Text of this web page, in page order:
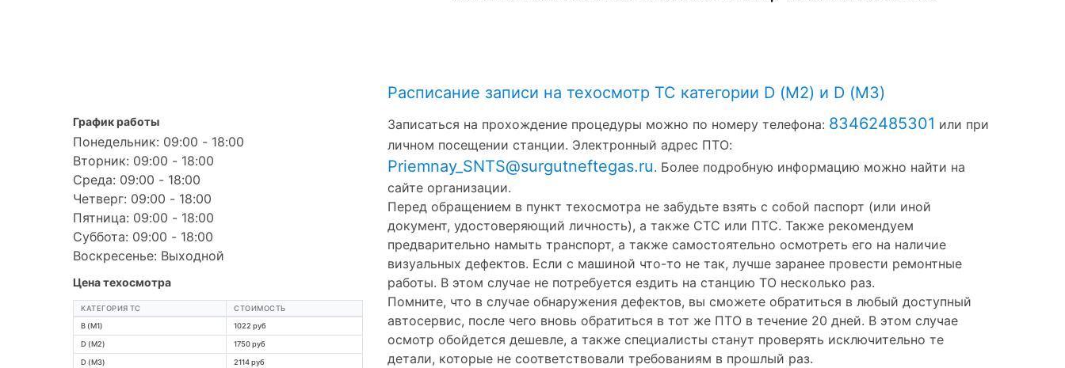
Расписание записи на техосмотр ТС категории D (M2) и D (M3)
График работы
Понедельник: 09:00 - 18:00
Вторник: 09:00 - 18:00
Среда: 09:00 - 18:00
Четверг: 09:00 - 18:00
Пятница: 09:00 - 18:00
Суббота: 09:00 - 18:00
Воскресенье: Выходной
Цена техосмотра
КАТЕГОРИЯ ТС
СТОИМОСТЬ
B (M1)
1022 руб
D (M2) 1750 руб
D (M3) 2114 руб
Записаться на прохождение процедуры можно по номеру телефона: 83462485301 или при
личном посещении станции. Электронный адрес ПТО:
Priemnay_SNTS@surgutneftegas.ru. Более подробную информацию можно найти на
сайте организации.
Перед обращением в пункт техосмотра не забудьте взять с собой паспорт (или иной
документ, удостоверяющий личность), а также СТС или ПТС. Также рекомендуем
предварительно намыть транспорт, а также самостоятельно осмотреть его на наличие
визуальных дефектов. Если с машиной что-то не так, лучше заранее провести ремонтные
работы. В этом случае не потребуется ездить на станцию ТО несколько раз.
Помните, что в случае обнаружения дефектов, вы сможете обратиться в любый доступный
автосервис, после чего вновь обратиться в тот же ПТО в течение 20 дней. В этом случае
осмотр обойдется дешевле, а также специалисты станут проверять исключительно те
детали, которые не соответствовали требованиям в прошлый раз.